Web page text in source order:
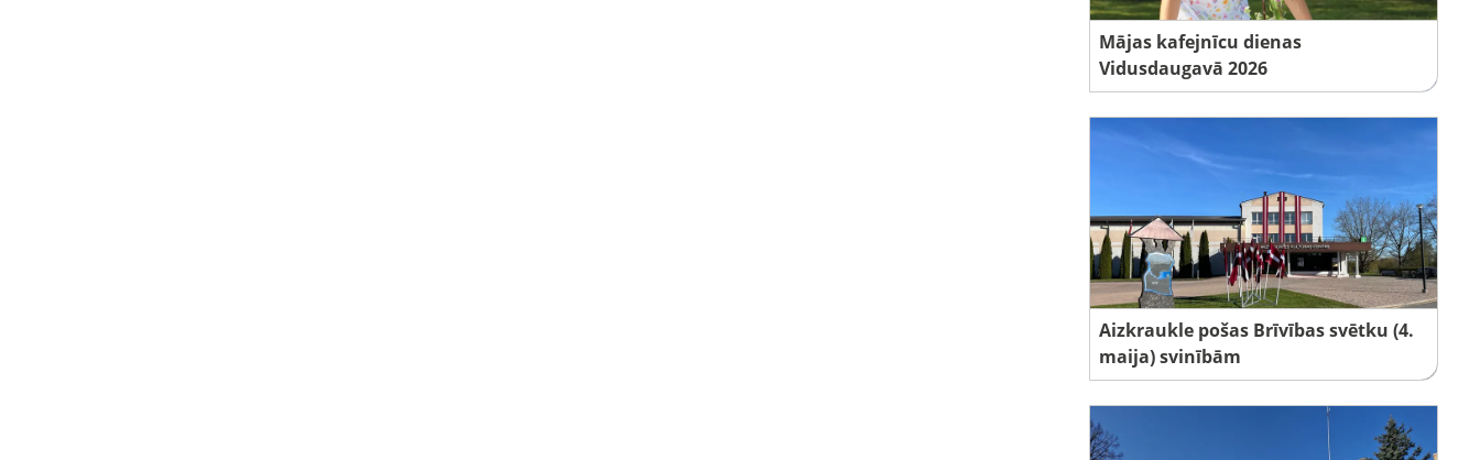
Mājas kafejnīcu dienas
Vidusdaugavā 2026
Aizkraukle pošas Brīvības svētku (4.
maija) svinībām